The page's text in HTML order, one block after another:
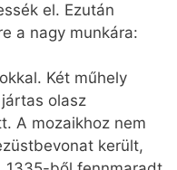
el. Ezután
a nagy munkára:
Két műhely
olasz
A mozaikhoz nem
került,